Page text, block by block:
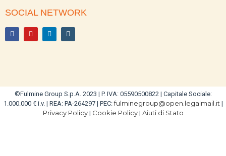
SOCIAL NETWORK
©Fulmine Group S.p.A. 2023 | P. IVA: 05590500822 | Capitale Sociale:
1.000.000 € i.v. | REA: PA-264297 | PEC:fulminegroup@open.legalmail.it|
Privacy Policy| Cookie Policy| Aiuti di Stato